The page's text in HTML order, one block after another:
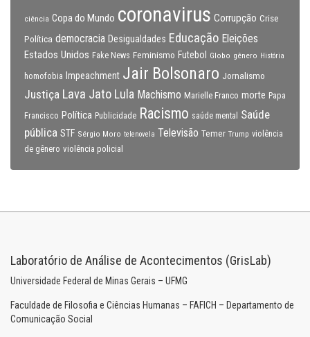
ciência Copa do Mundo coronavirus Corrupção Crise
Política democracia Desigualdades Educação Eleições
Estados Unidos Fake News Feminismo Futebol Globo gênero História
homofobia Impeachment Jair Bolsonaro Jornalismo
Justiça Lava Jato Lula Machismo Marielle Franco morte Papa
Francisco Política Publicidade Racismo saúde mental
Saúde
pública STF Sérgio Moro telenovela Televisão Temer Trump violência
de gênero violência policial
Laboratório de Análise de Acontecimentos (GrisLab)
Universidade Federal de Minas Gerais – UFMG
Faculdade de Filosofia e Ciências Humanas – FAFICH – Departamento de
Comunicação Social